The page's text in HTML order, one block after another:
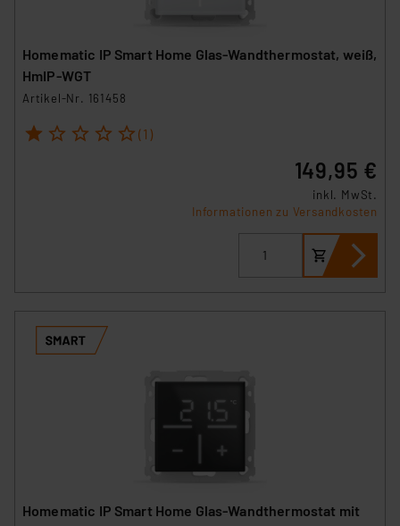
Homematic IP Smart Home Glas-Wandthermostat, weiß,
HmIP-WGT
Artikel-Nr. 161458
1 2 3 4 5 (1)
149,95 €
inkl. MwSt.
Informationen zu Versandkosten
Homematic IP Smart Home Glas-Wandthermostat mit